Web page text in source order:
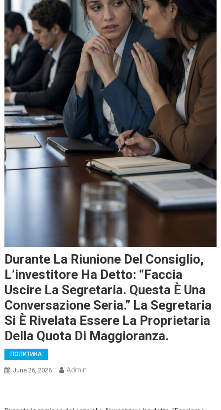
Durante La Riunione Del Consiglio,
L’investitore Ha Detto: “Faccia
Uscire La Segretaria. Questa È Una
Conversazione Seria.” La Segretaria
Si È Rivelata Essere La Proprietaria
Della Quota Di Maggioranza.
ПОЛИТИКА
June 26, 2026 Admin